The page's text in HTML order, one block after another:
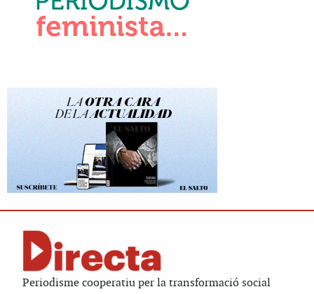
Periodisme cooperatiu per la transformació social